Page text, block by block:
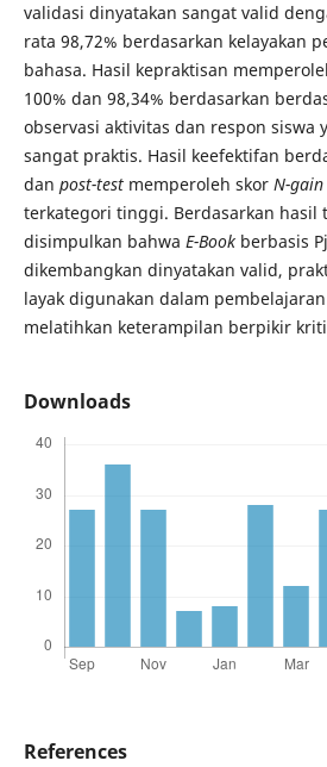
validasi dinyatakan sangat valid
rata 98,72% berdasarkan kelayakan
bahasa. Hasil kepraktisan
100% dan 98,34% berdasarkan
observasi aktivitas dan respon siswa
sangat praktis. Hasil keefektifan
dan post-testmemperoleh skor N-gain
terkategori tinggi. Berdasarkan hasil
disimpulkan bahwa E-Bookberbasis
dikembangkan dinyatakan valid,
layak digunakan dalam
melatihkan keterampilan berpikir
Downloads
References